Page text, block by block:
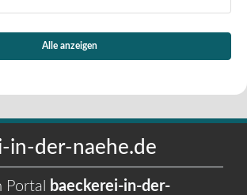
Alle anzeigen
in-der-naehe.de
Portal
baeckerei-in-der-